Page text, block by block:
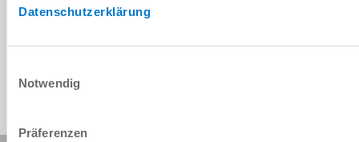
Datenschutzerklärung
Notwendig
Präferenzen